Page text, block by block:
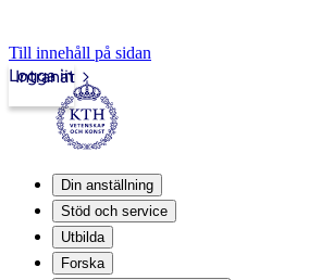
Till innehåll på sidan
Intranät
Logga in
Din anställning
Stöd och service
Utbilda
Forska